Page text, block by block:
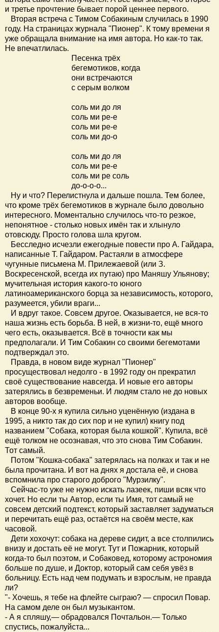
и третье прочтение бывает порой ценнее первого.
Вторая встреча с Тимом Собакиным случилась в 1990
году. На страницах журнала "Пионер". К тому времени я
уже обращала внимание на имя автора. Но как-то так.
Не впечатлилась.
Песенка трёх
бегемотиков, когда
они встречаются
с серым волком
соль ми до ля
соль ми ре-е
соль ми ре-е
соль ми до-о
соль ми до ля
соль ми ре-е
соль ми ре соль
до-о-о-о...
Ну и что? Перелистнула и дальше пошла. Тем более,
что кроме трёх бегемотиков в журнале было довольно
интересного. Моментально случилось что-то резкое,
непонятное - столько новых имён так и хлынуло
отовсюду. Просто голова шла кругом.
Бесследно исчезли ежегодные повести про А. Гайдара,
написанные Т. Гайдаром. Растаяли в атмосфере
чугунные письмена М. Прилежаевой (или З.
Воскресенской, всегда их путаю) про Маняшу Ульянову;
мучительная история какого-то юного
латиноамериканского борца за независимость, которого,
разумеется, убили враги...
И вдруг такое. Совсем другое. Оказывается, не вся-то
наша жизнь есть борьба. В ней, в жизни-то, ещё много
чего есть, оказывается. Всё в точности как мы
предполагали. И Тим Собакин со своими бегемотами
подтверждал это.
Правда, в новом виде журнал "Пионер"
просуществовал недолго - в 1992 году он прекратил
своё существование навсегда. И новые его авторы
затерялись в безвременьи. И людям стало не до новых
авторов вообще.
В конце 90-х я купила сильно уценённую (издана в
1995, а никто так до сих пор и не купил) книгу под
названием "Собака, которая была кошкой". Купила, всё
ещё толком не осознавая, что это снова Тим Собакин.
Тот самый.
Потом "Кошка-собака" затерялась на полках и так и не
была прочитана. И вот на днях я достала её, и снова
вспомнила про старого доброго "Мурзилку".
Сейчас-то уже не нужно искать лазеек, пиши всяк что
хочет. Но если ты Автор, если ты Имя, тот самый не
совсем детский подтекст, который заставляет задуматься
и перечитать ещё раз, остаётся на своём месте, как
часовой.
Дети хохочут: собака на дереве сидит, а все столпились
внизу и достать её не могут. Тут и Пожарник, который
когда-то был поэтом, и Собаковед, которому астрономия
больше по душе, и Доктор, который сам себя увёз в
больницу. Есть над чем подумать и взрослым, не правда
ли?
"- Хочешь, я тебе на флейте сыграю? — спросил Повар.
На самом деле он был музыкантом.
- А я спляшу,— обрадовался Почтальон.— Только
спустись, пожалуйста...